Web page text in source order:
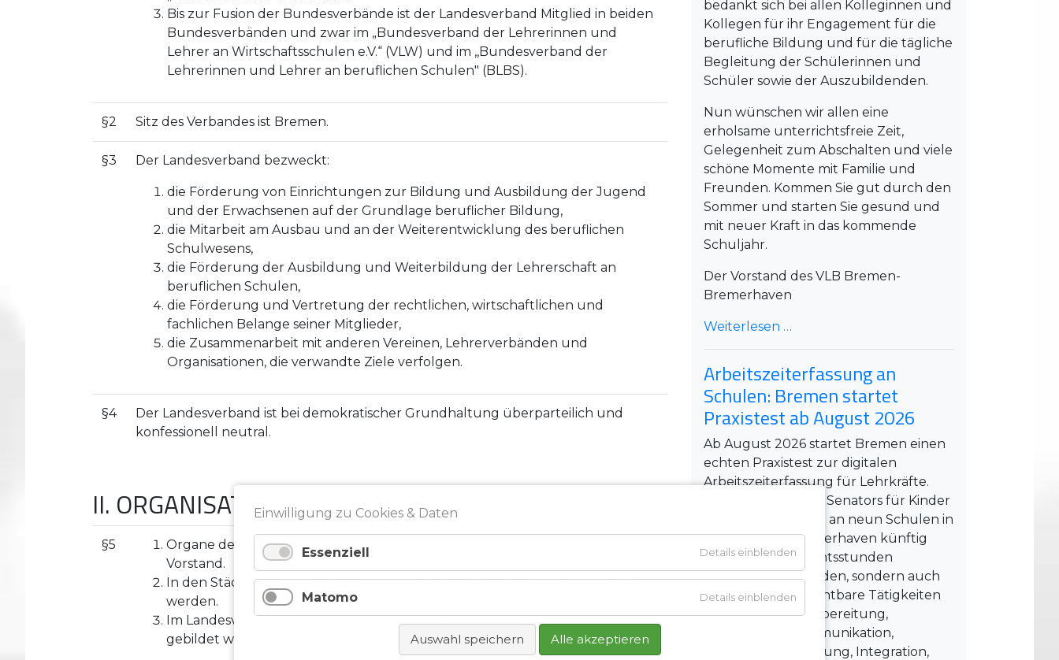
Bis zur Fusion der Bundesverbände ist der Landesverband Mitglied in beiden
Bundesverbänden und zwar im „Bundesverband der Lehrerinnen und
Lehrer an Wirtschaftsschulen e.V.“ (VLW) und im ,,Bundesverband der
Lehrerinnen und Lehrer an beruflichen Schulen" (BLBS).
§2 Sitz des Verbandes ist Bremen.
§3 Der Landesverband bezweckt:
die Förderung von Einrichtungen zur Bildung und Ausbildung der Jugend
und der Erwachsenen auf der Grundlage beruflicher Bildung,
die Mitarbeit am Ausbau und an der Weiterentwicklung des beruflichen
Schulwesens,
die Förderung der Ausbildung und Weiterbildung der Lehrerschaft an
beruflichen Schulen,
die Förderung und Vertretung der rechtlichen, wirtschaftlichen und
fachlichen Belange seiner Mitglieder,
die Zusammenarbeit mit anderen Vereinen, Lehrerverbänden und
Organisationen, die verwandte Ziele verfolgen.
§4
Der Landesverband ist bei demokratischer Grundhaltung überparteilich und
konfessionell neutral.
II. ORGANISATION
§5
Organe des Landesverbandes sind die Mitgliederversammlung und der
Vorstand.
In den Städten Bremen und Bremerhaven können Ortsverbände gebildet
werden.
Im Landesverband und in den Ortsverbänden können Fachgruppen
gebildet werden.
bedankt sich bei allen Kolleginnen und
Kollegen für ihr Engagement für die
berufliche Bildung und für die tägliche
Begleitung der Schülerinnen und
Schüler sowie der Auszubildenden.
Nun wünschen wir allen eine
erholsame unterrichtsfreie Zeit,
Gelegenheit zum Abschalten und viele
schöne Momente mit Familie und
Freunden. Kommen Sie gut durch den
Sommer und starten Sie gesund und
mit neuer Kraft in das kommende
Schuljahr.
Der Vorstand des VLB Bremen-
Bremerhaven
Weiterlesen …
Arbeitszeiterfassung an
Schulen: Bremen startet
Praxistest ab August 2026
Ab August 2026 startet Bremen einen
echten Praxistest zur digitalen
Arbeitszeiterfassung für Lehrkräfte.
Nach Angaben des Senators für Kinder
und Bildung sollen an neun Schulen in
Bremen und Bremerhaven künftig
nicht nur Unterrichtsstunden
dokumentiert werden, sondern auch
bislang weniger sichtbare Tätigkeiten
wie Unterrichtsvorbereitung,
Korrekturen, Kommunikation,
individuelle Förderung, Integration,
Einwilligung zu Cookies & Daten
Essenziell Details einblenden
Matomo Details einblenden
Auswahl speichern Alle akzeptieren